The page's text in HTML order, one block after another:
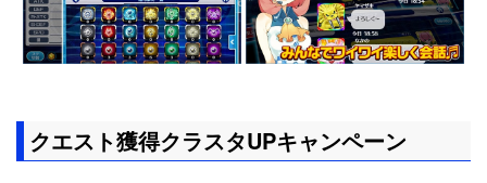
クエスト獲得クラスタUPキャンペーン